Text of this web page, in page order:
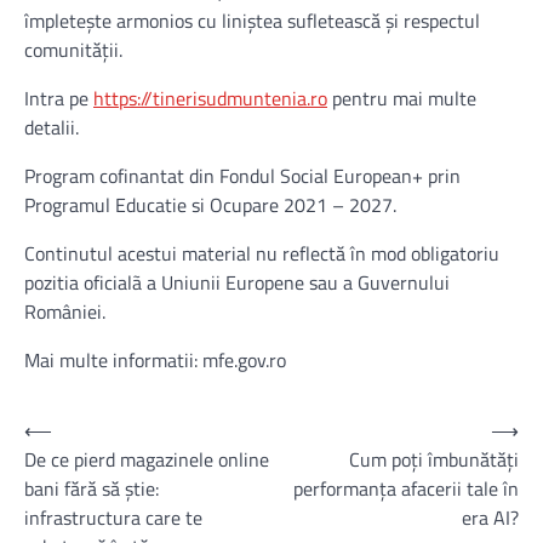
împletește armonios cu liniștea sufletească și respectul
comunității.
Intra pe https://tinerisudmuntenia.ro pentru mai multe
detalii.
Program cofinantat din Fondul Social European+ prin
Programul Educatie si Ocupare 2021 – 2027.
Continutul acestui material nu reflectă în mod obligatoriu
pozitia oficialã a Uniunii Europene sau a Guvernului
României.
Mai multe informatii: mfe.gov.ro
Navigare
în
articole
⟵
De ce pierd magazinele online
bani fără să știe:
infrastructura care te
Cum poți îmbunătăți
performanța afacerii tale în
era AI?
⟶